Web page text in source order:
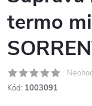
termo
Kód: 1003091